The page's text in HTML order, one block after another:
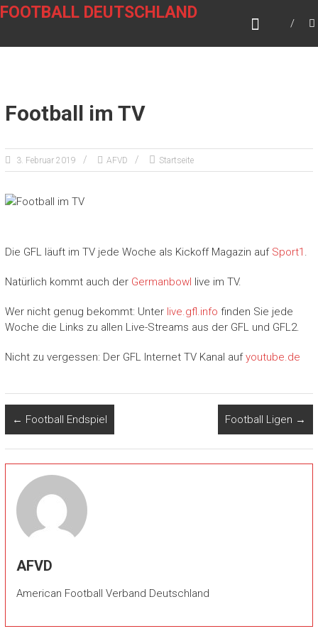
Zum
FOOTBALL DEUTSCHLAND
Football im TV
3. Februar 2019 AFVD Startseite
Die GFL läuft im TV jede Woche als Kickoff Magazin auf Sport1 .
Natürlich kommt auch der Germanbowl live im TV.
Wer nicht genug bekommt: Unter live.gfl.info finden Sie jede
Woche die Links zu allen Live-Streams aus der GFL und GFL2.
Nicht zu vergessen: Der GFL Internet TV Kanal aufyoutube.de
← Football Endspiel Football Ligen →
AFVD
American Football Verband Deutschland